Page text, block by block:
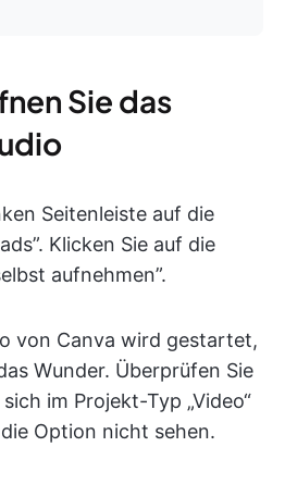
Sie das
Seitenleiste auf die
Klicken Sie auf die
aufnehmen”.
von Canva wird gestartet,
Wunder. Überprüfen Sie
im Projekt-Typ „Video“
Option nicht sehen.